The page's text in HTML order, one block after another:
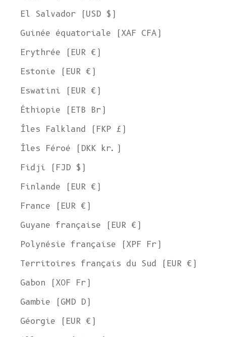
El Salvador (USD $)
Guinée équatoriale (XAF CFA)
Erythrée (EUR €)
Estonie (EUR €)
Eswatini (EUR €)
Éthiopie (ETB Br)
Îles Falkland (FKP £)
Îles Féroé (DKK kr.)
Fidji (FJD $)
Finlande (EUR €)
France (EUR €)
Guyane française (EUR €)
Polynésie française (XPF Fr)
Territoires français du Sud (EUR €)
Gabon (XOF Fr)
Gambie (GMD D)
Géorgie (EUR €)